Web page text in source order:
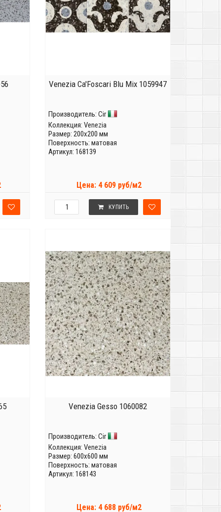
Venezia Ca'Foscari Blu Mix 1059947
Производитель: Cir
Коллекция: Venezia
Размер: 200x200 мм
Поверхность: матовая
Артикул: 168139
Цена: 4 609 руб/м2
КУПИТЬ
Venezia Gesso 1060082
Производитель: Cir
Коллекция: Venezia
Размер: 600x600 мм
Поверхность: матовая
Артикул: 168143
Цена: 4 688 руб/м2